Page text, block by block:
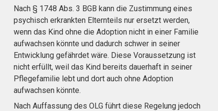
Nach § 1748 Abs. 3 BGB kann die Zustimmung eines
psychisch erkrankten Elternteils nur ersetzt werden,
wenn das Kind ohne die Adoption nicht in einer Familie
aufwachsen könnte und dadurch schwer in seiner
Entwicklung gefährdet wäre. Diese Voraussetzung ist
nicht erfüllt, weil das Kind bereits dauerhaft in seiner
Pflegefamilie lebt und dort auch ohne Adoption
aufwachsen könnte.
Nach Auffassung des OLG führt diese Regelung jedoch